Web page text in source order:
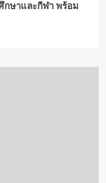
กษาและกีฬา พร้อม